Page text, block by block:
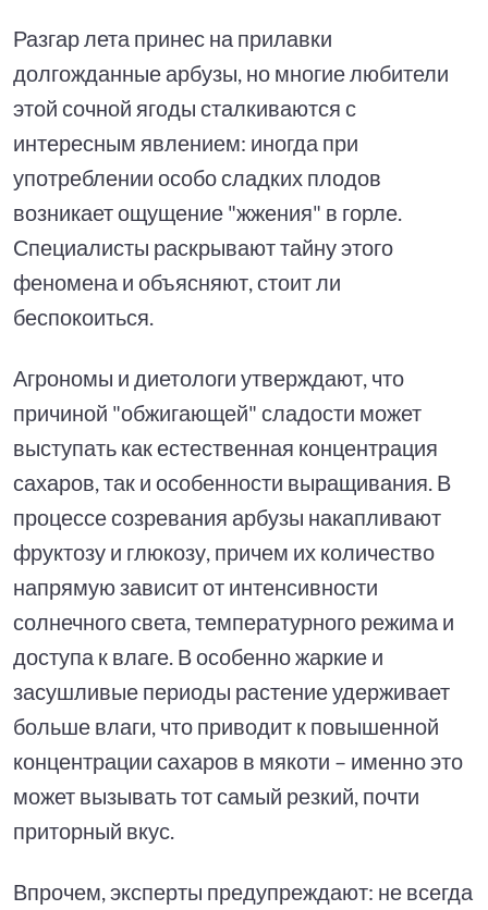
Разгар лета принес на прилавки
долгожданные арбузы, но многие любители
этой сочной ягоды сталкиваются с
интересным явлением: иногда при
употреблении особо сладких плодов
возникает ощущение "жжения" в горле.
Специалисты раскрывают тайну этого
феномена и объясняют, стоит ли
беспокоиться.
Агрономы и диетологи утверждают, что
причиной "обжигающей" сладости может
выступать как естественная концентрация
сахаров, так и особенности выращивания. В
процессе созревания арбузы накапливают
фруктозу и глюкозу, причем их количество
напрямую зависит от интенсивности
солнечного света, температурного режима и
доступа к влаге. В особенно жаркие и
засушливые периоды растение удерживает
больше влаги, что приводит к повышенной
концентрации сахаров в мякоти – именно это
может вызывать тот самый резкий, почти
приторный вкус.
Впрочем, эксперты предупреждают: не всегда